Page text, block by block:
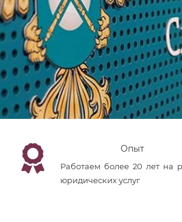
Опыт
Работаем более 20 лет на
юридических услуг